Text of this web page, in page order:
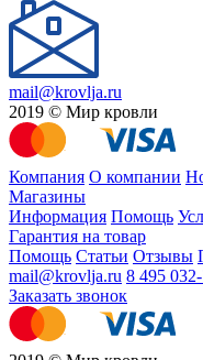
mail@krovlja.ru
2019 © Мир кровли
Компания О компании
Магазины
Информация Помощь
Гарантия на товар
Помощь Статьи Отзывы
mail@krovlja.ru 8 495
Заказать звонок